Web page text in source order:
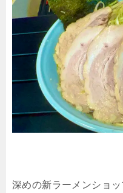
深めの新ラーメンショ